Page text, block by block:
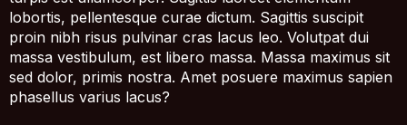
lobortis, pellentesque curae dictum. Sagittis suscipit
proin nibh risus pulvinar cras lacus leo. Volutpat dui
massa vestibulum, est libero massa. Massa maximus sit
sed dolor, primis nostra. Amet posuere maximus sapien
phasellus varius lacus?